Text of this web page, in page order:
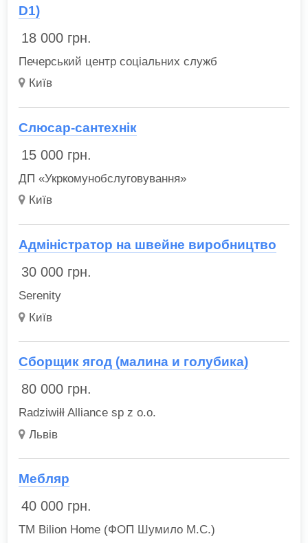
D1)
18 000 грн.
Печерський центр соціальних служб
Київ
Слюсар-сантехнік
15 000 грн.
ДП «Укркомунобслуговування»
Київ
Адміністратор на швейне виробництво
30 000 грн.
Serenity
Київ
Сборщик ягод (малина и голубика)
80 000 грн.
Radziwiłł Alliance sp z o.o.
Львів
Мебляр
40 000 грн.
ТМ Bilion Home (ФОП Шумило М.С.)